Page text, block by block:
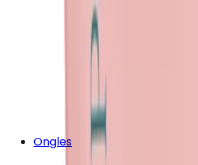
Ongles